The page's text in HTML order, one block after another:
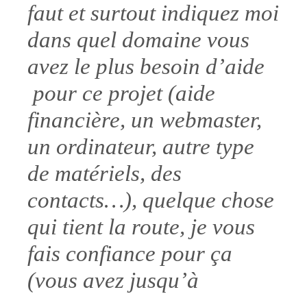
faut et surtout indiquez moi
dans quel domaine vous
avez le plus besoin d’aide
pour ce projet (aide
financière, un webmaster,
un ordinateur, autre type
de matériels, des
contacts…), quelque chose
qui tient la route, je vous
fais confiance pour ça
(vous avez jusqu’à